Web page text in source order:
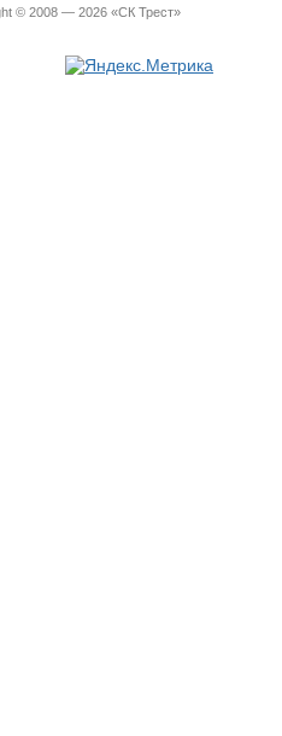
© 2008 — 2026 «СК Трест»